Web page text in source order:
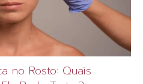
no Rosto: Quais